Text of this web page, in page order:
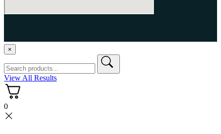
APG Todos los derechos reservados.
×
View All Results
0